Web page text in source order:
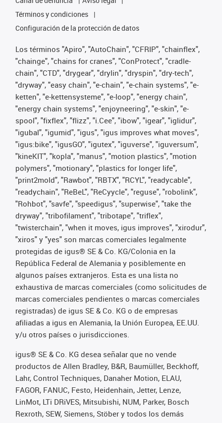
Términos y condiciones
Configuración de la protección de datos
Los términos "Apiro", "AutoChain", "CFRIP", "chainflex",
"chainge", "chains for cranes", "ConProtect", "cradle-
chain", "CTD", "drygear", "drylin", "dryspin", "dry-tech",
"dryway", "easy chain", "e-chain", "e-chain systems", "e-
ketten", "e-kettensysteme", "e-loop", "energy chain",
"energy chain systems", "enjoyneering", "e-skin", "e-
spool", "fixflex", "flizz", "i.Cee", "ibow", "igear", "iglidur",
"igubal", "igumid", "igus", "igus improves what moves",
"igus:bike", "igusGO", "igutex", "iguverse", "iguversum",
"kineKIT", "kopla", "manus", "motion plastics", "motion
polymers", "motionary", "plastics for longer life",
"print2mold", "Rawbot", "RBTX", "RCYL", "readycable",
"readychain", "ReBeL", "ReCyycle", "reguse", "robolink",
"Rohbot", "savfe", "speedigus", "superwise", "take the
dryway", "tribofilament", "tribotape", "triflex",
"twisterchain", "when it moves, igus improves", "xirodur",
"xiros" y "yes" son marcas comerciales legalmente
protegidas de igus® SE & Co. KG/Colonia en la
República Federal de Alemania y posiblemente en
algunos países extranjeros. Esta es una lista no
exhaustiva de marcas comerciales (como solicitudes de
marcas comerciales pendientes o marcas comerciales
registradas) de igus SE & Co. KG o de empresas
afiliadas a igus en Alemania, la Unión Europea, EE.UU.
y/u otros países o jurisdicciones.
igus® SE & Co. KG desea señalar que no vende
productos de Allen Bradley, B&R, Baumüller, Beckhoff,
Lahr, Control Techniques, Danaher Motion, ELAU,
FAGOR, FANUC, Festo, Heidenhain, Jetter, Lenze,
LinMot, LTi DRiVES, Mitsubishi, NUM, Parker, Bosch
Rexroth, SEW, Siemens, Stöber y todos los demás